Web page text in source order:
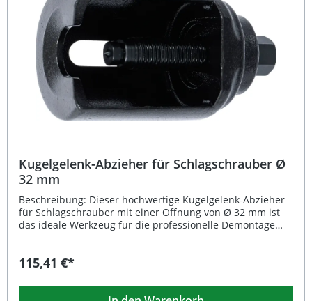
Pkw, Kleintransporter und Geländewagen Maximale
Abdrückweite: 94 mm für vielseitigen Einsatz Lange
Lebensdauer durch stabile Werkstattqualität
Lieferumfang: 1x BGS Kugelgelenk-Abzieher Ø 39 mm für
Schlagschrauber
Kugelgelenk-Abzieher für Schlagschrauber Ø
32 mm
Beschreibung: Dieser hochwertige Kugelgelenk-Abzieher
für Schlagschrauber mit einer Öffnung von Ø 32 mm ist
das ideale Werkzeug für die professionelle Demontage
überzeugt das Werkzeug durch eine besonders lange
Werkstatteinsatz. Die gehärtete Druckspindel mit präziser
115,41 €*